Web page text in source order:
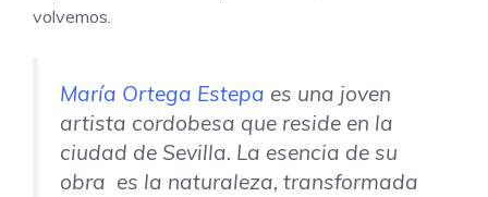
volvemos.
María Ortega Estepa es una joven
artista cordobesa que reside en la
ciudad de Sevilla. La esencia de su
obra es la naturaleza, transformada